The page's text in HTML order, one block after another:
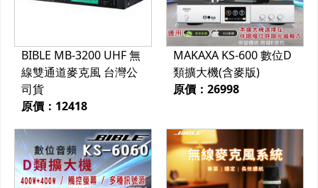
BIBLE MB-3200 UHF 無
線雙通道麥克風 台灣公
司貨
原價：12418
MAKAXA KS-600 數位D
類擴大機(含麥版)
原價：26998